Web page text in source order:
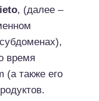
, (далее –
время
(а также его